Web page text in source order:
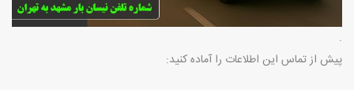
.
پیش از تماس این اطلاعات را آماده کنید: